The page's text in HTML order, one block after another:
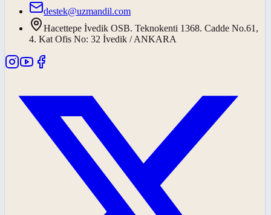
destek@uzmandil.com
Hacettepe İvedik OSB. Teknokenti 1368. Cadde No.61,
4. Kat Ofis No: 32 İvedik / ANKARA